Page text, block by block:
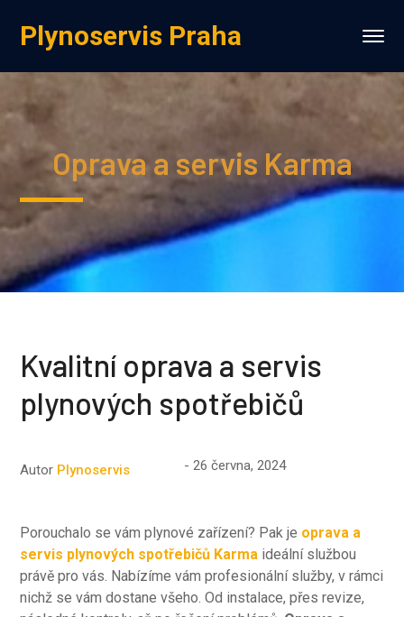
Plynoservis Praha
Oprava a servis Karma
Kvalitní oprava a servis
plynových spotřebičů
Autor Plynoservis 26 června, 2024
Porouchalo se vám plynové zařízení? Pak je oprava a
servis plynových spotřebičů Karma ideální službou
právě pro vás. Nabízíme vám profesionální služby, v rámci
nichž se vám dostane všeho. Od instalace, přes revize,